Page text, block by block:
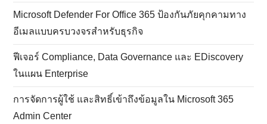
Microsoft Defender For Office 365 ป้องกันภัยคุกคามทาง
อีเมลแบบครบวงจรสำหรับธุรกิจ
ฟีเจอร์ Compliance, Data Governance และ EDiscovery
ในแผน Enterprise
การจัดการผู้ใช้ และสิทธิ์เข้าถึงข้อมูลใน Microsoft 365
Admin Center